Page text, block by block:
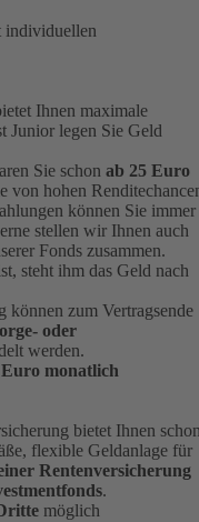
Ihnen maximale
legen Sie Geld
Sie schon ab 25 Euro
von hohen
können Sie immer
stellen wir Ihnen auch
Fonds zusammen.
steht ihm das Geld nach
können zum Vertragsende
oder
werden.
monatlich
bietet Ihnen
flexible Geldanlage für
Rentenversicherung
.
möglich